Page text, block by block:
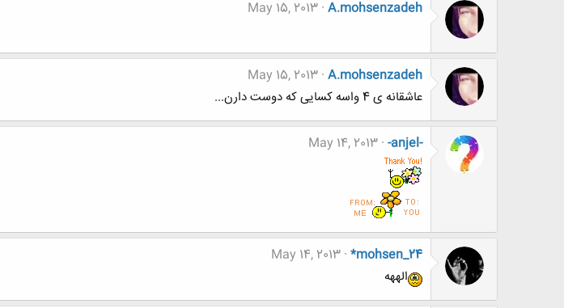
A.mohsenzadeh
May 15, 2013
A.mohsenzadeh
May 15, 2013
عاشقانه ی 4 واسه کسایی که دوست دارن...
-anjel-
May 14, 2013
*mohsen_24
May 14, 2013
الههه